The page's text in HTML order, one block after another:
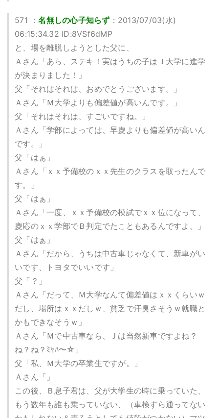
571 ：名無しの心子知らず ：2013/07/03(水)
06:15:34.32 ID:8VSf6dMP
と、場を離脱しようとした父に、
Ａさん「あら、ステキ！実はうちの子はＪ大学に進学
が決まりました！」
父「それはそれは、おめでとうございます。」
Ａさん「Ｍ大学よりも偏差値が高いんです。」
父「それはそれは、すごいですね。」
Ａさん「学部によっては、早慶よりも偏差値が高いん
です。」
父「はぁ」
Ａさん「ｘｘ予備校のｘｘ先生のクラスを取ったんで
す。」
父「はぁ」
Ａさん「一度、ｘｘ予備校の模試でｘｘ位になって、
慶応のｘｘ学部でＢ判定でたこともあるんですよ。」
父「はぁ」
Ａさん「だから、うちは中古車じゃなくて、新車がい
いです、トヨタでいいです」
父「？」
Ａさん「だって、Ｍ大学なんて偏差値はｘｘくらいｗ
だし、場所はｘｘだしｗ、貧乏で汗臭さそうｗ就職と
かもできなそうｗ」
Ａさん「Ｍで中古車なら、Ｊは当然新車ですよね？
ね？ね？ﾐｬﾊ〜☆」
父「私、Ｍ大学の卒業生ですが。」
Ａさん「」
この後、Ｂ息子君は、父が大学生の時に乗っていた、
もう数年も誰も乗っていない、（車検すら通ってない